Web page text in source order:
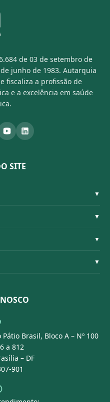
de 03 de setembro de
junho de 1983. Autarquia
fiscaliza a profissão de
e a excelência em saúde
SITE
▼
▼
▼
▼
Brasil, Bloco A – Nº 100
a 812
– DF
901